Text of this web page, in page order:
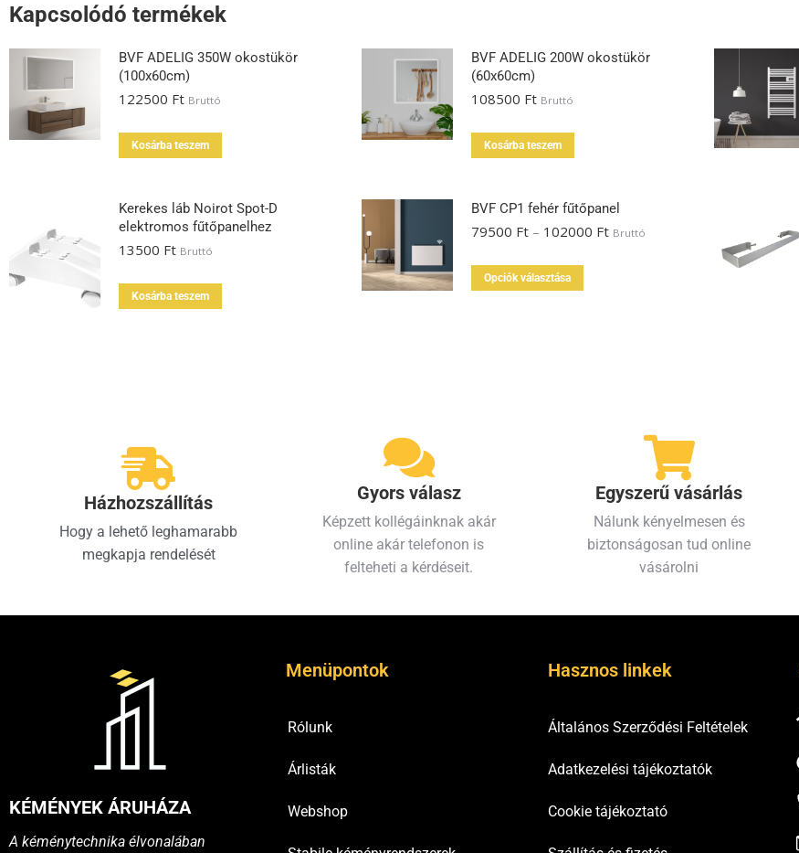
Kapcsolódó termékek
BVF ADELIG 350W okostükör
(100x60cm)
122500 Ft Bruttó
Kosárba teszem
BVF ADELIG 200W okostükör
(60x60cm)
108500 Ft Bruttó
Kosárba teszem
Kerekes láb Noirot Spot-D
elektromos fűtőpanelhez
13500 Ft Bruttó
Kosárba teszem
BVF CP1 fehér fűtőpanel
79500 Ft – 102000 Ft Bruttó
Opciók választása
Házhozszállítás
Hogy a lehető leghamarabb
megkapja rendelését
Gyors válasz
Képzett kollégáinknak akár
online akár telefonon is
felteheti a kérdéseit.
Egyszerű vásárlás
Nálunk kényelmesen és
biztonságosan tud online
vásárolni
KÉMÉNYEK ÁRUHÁZA
A kéménytechnika élvonalában
Menüpontok
Rólunk
Árlisták
Webshop
Hasznos linkek
Általános Szerződési Feltételek
Adatkezelési tájékoztatók
Cookie tájékoztató